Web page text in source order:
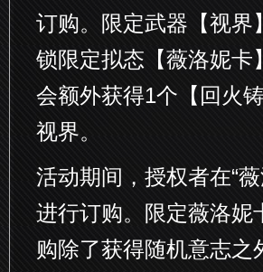
订购。限定武器【视界
锁限定拟态【薇洛妮卡
会额外获得1个【回火
视界。
活动期间，授权者在“
进行订购。限定薇洛妮
购除了获得随机意志